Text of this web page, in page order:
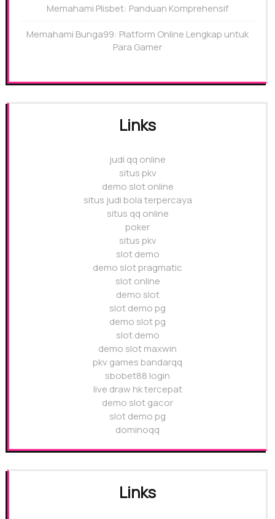
Memahami Plisbet: Panduan Komprehensif
Memahami Bunga99: Platform Online Lengkap untuk
Para Gamer
Links
judi qq online
situs pkv
demo slot online
situs judi bola terpercaya
situs qq online
poker
situs pkv
slot demo
demo slot pragmatic
slot online
demo slot
slot demo pg
demo slot pg
slot demo
demo slot maxwin
pkv games bandarqq
sbobet88 login
live draw hk tercepat
demo slot gacor
slot demo pg
dominoqq
Links